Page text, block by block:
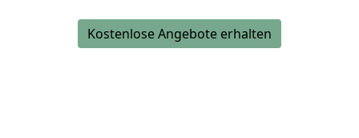
Kostenlose Angebote erhalten